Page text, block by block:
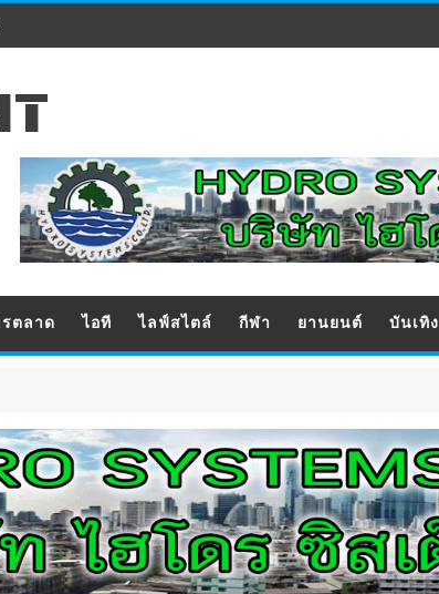
รตลาด ไอที ไลฟ์สไตล์ กีฬา ยานยนต์ บันเทิง